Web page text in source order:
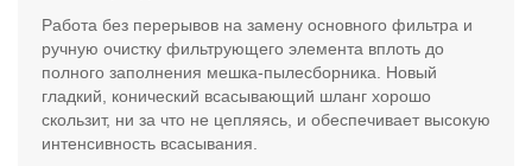
Работа без перерывов на замену основного фильтра и
ручную очистку фильтрующего элемента вплоть до
полного заполнения мешка-пылесборника. Новый
гладкий, конический всасывающий шланг хорошо
скользит, ни за что не цепляясь, и обеспечивает высокую
интенсивность всасывания.